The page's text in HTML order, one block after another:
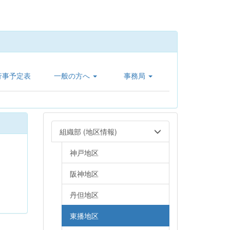
事予定表 一般の方へ 事務局
組織部 (地区情報)
神戸地区
阪神地区
丹但地区
東播地区